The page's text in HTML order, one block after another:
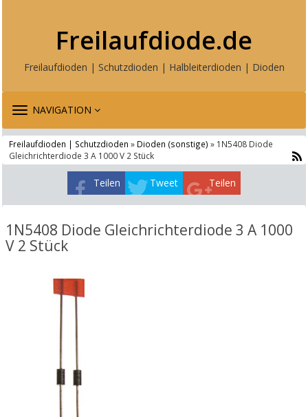
Freilaufdiode.de
Freilaufdioden | Schutzdioden | Halbleiterdioden | Dioden
TOGGLE
NAVIGATION
Freilaufdioden | Schutzdioden » Dioden (sonstige) » 1N5408 Diode
Gleichrichterdiode 3 A 1000 V 2 Stück
Teilen Tweet Teilen
1N5408 Diode Gleichrichterdiode 3 A 1000
V 2 Stück